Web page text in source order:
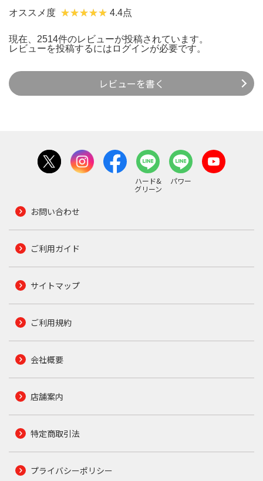
オススメ度 4.4点
現在、2514件のレビューが投稿されています。
レビューを投稿するには ログインが必要です。
レビューを書く
ハード&
グリーン
パワー
お問い合わせ
ご利用ガイド
サイトマップ
ご利用規約
会社概要
店舗案内
特定商取引法
プライバシーポリシー